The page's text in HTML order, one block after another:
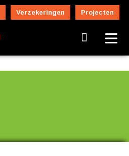
Verzekeringen Projecten